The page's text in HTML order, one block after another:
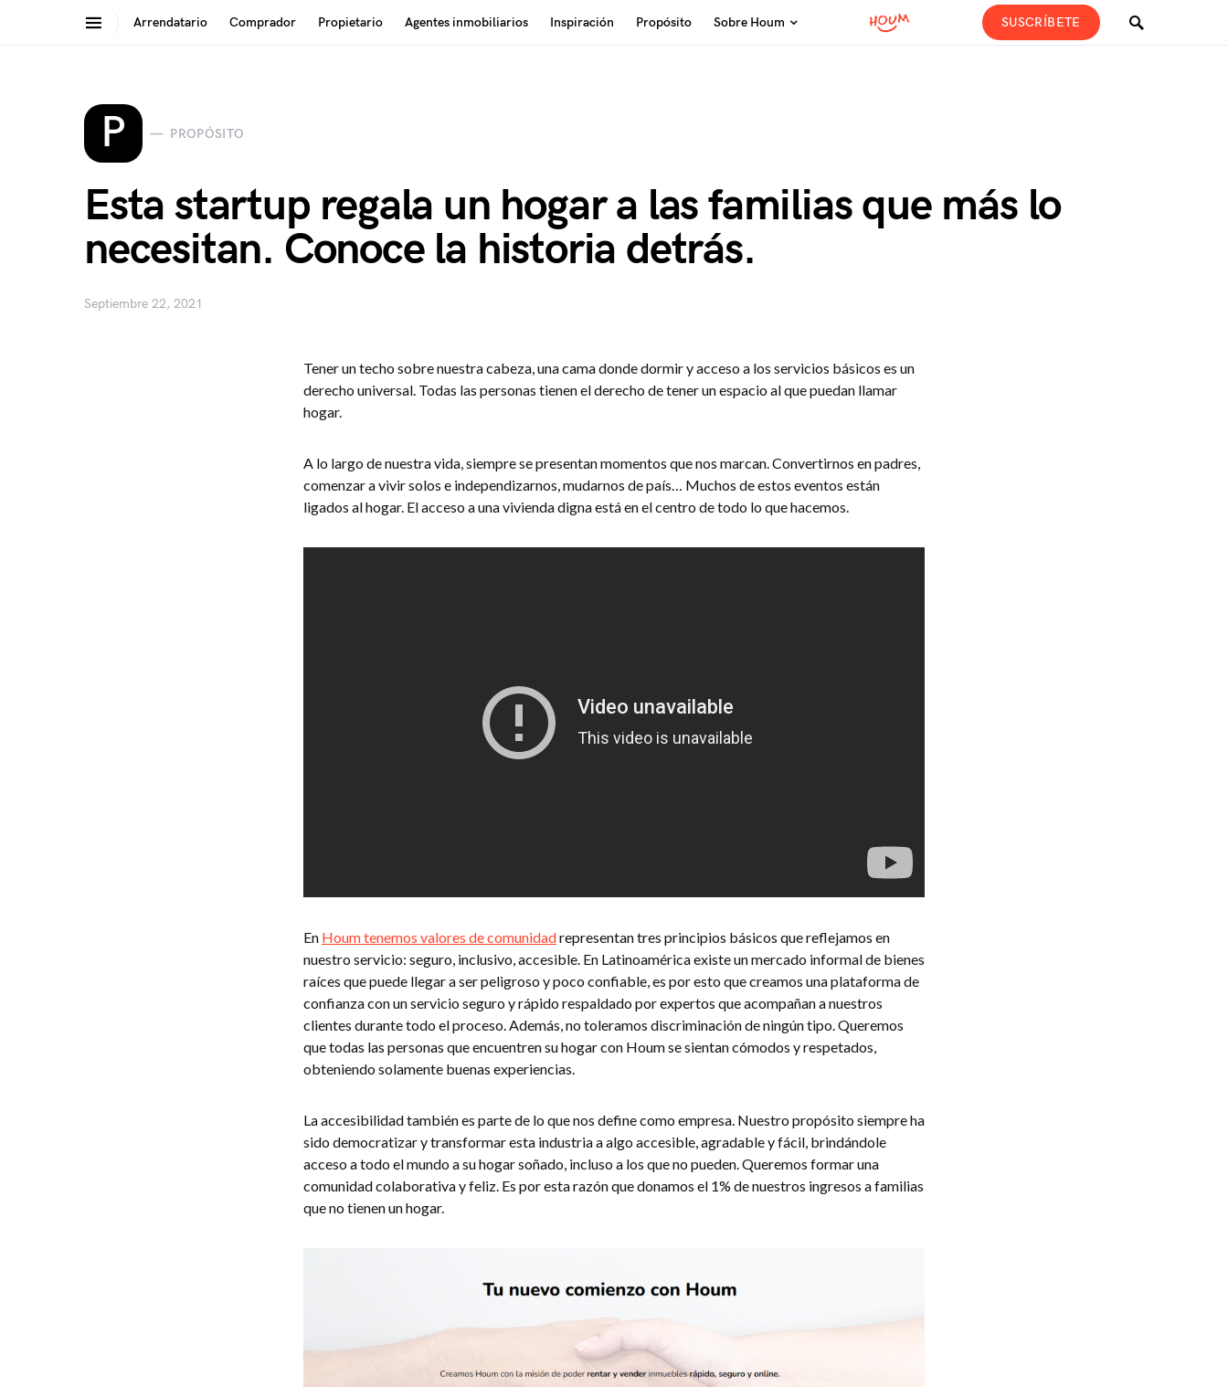
Arrendatario Comprador Propietario Agentes inmobiliarios Inspiración Propósito Sobre Houm SUSCRÍBETE
Search for:
P PROPÓSITO
Esta startup regala un hogar a las familias que más lo
necesitan. Conoce la historia detrás.
Septiembre 22, 2021
Tener un techo sobre nuestra cabeza, una cama donde dormir y acceso a los servicios básicos es un
derecho universal. Todas las personas tienen el derecho de tener un espacio al que puedan llamar
hogar.
A lo largo de nuestra vida, siempre se presentan momentos que nos marcan. Convertirnos en padres,
comenzar a vivir solos e independizarnos, mudarnos de país… Muchos de estos eventos están
ligados al hogar. El acceso a una vivienda digna está en el centro de todo lo que hacemos.
En Houm tenemos valores de comunidadrepresentan tres principios básicos que reflejamos en
nuestro servicio: seguro, inclusivo, accesible. En Latinoamérica existe un mercado informal de bienes
raíces que puede llegar a ser peligroso y poco confiable, es por esto que creamos una plataforma de
confianza con un servicio seguro y rápido respaldado por expertos que acompañan a nuestros
clientes durante todo el proceso. Además, no toleramos discriminación de ningún tipo. Queremos
que todas las personas que encuentren su hogar con Houm se sientan cómodos y respetados,
obteniendo solamente buenas experiencias.
La accesibilidad también es parte de lo que nos define como empresa. Nuestro propósito siempre ha
sido democratizar y transformar esta industria a algo accesible, agradable y fácil, brindándole
acceso a todo el mundo a su hogar soñado, incluso a los que no pueden. Queremos formar una
comunidad colaborativa y feliz. Es por esta razón que donamos el 1% de nuestros ingresos a familias
que no tienen un hogar.